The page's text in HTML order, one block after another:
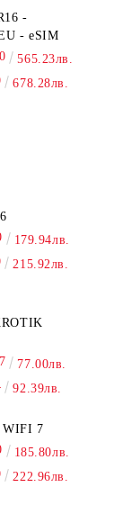
-
- eSIM
565.23лв.
678.28лв.
179.94лв.
215.92лв.
77.00лв.
92.39лв.
AP WIFI 7
185.80лв.
222.96лв.